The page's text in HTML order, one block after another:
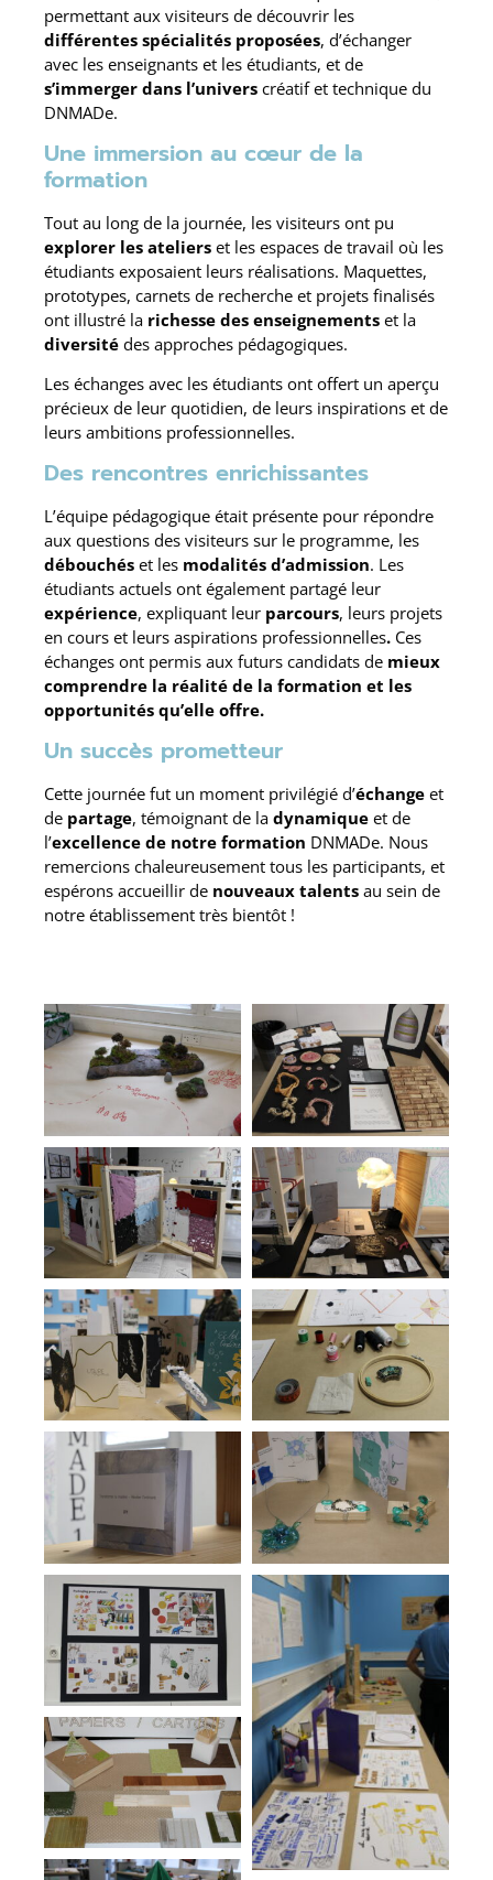
permettant aux visiteurs de découvrir les
différentes spécialités proposées, d’échanger
avec les enseignants et les étudiants, et de
s’immerger dans l’univers créatif et technique du
DNMADe.
Une immersion au cœur de la
formation
Tout au long de la journée, les visiteurs ont pu
explorer les ateliers et les espaces de travail où les
étudiants exposaient leurs réalisations. Maquettes,
prototypes, carnets de recherche et projets finalisés
ont illustré la richesse des enseignements et la
diversité des approches pédagogiques.
Les échanges avec les étudiants ont offert un aperçu
précieux de leur quotidien, de leurs inspirations et de
leurs ambitions professionnelles.
Des rencontres enrichissantes
L’équipe pédagogique était présente pour répondre
aux questions des visiteurs sur le programme, les
débouchés et les modalités d’admission. Les
étudiants actuels ont également partagé leur
expérience, expliquant leur parcours, leurs projets
en cours et leurs aspirations professionnelles. Ces
échanges ont permis aux futurs candidats de mieux
comprendre la réalité de la formation et les
opportunités qu’elle offre.
Un succès prometteur
Cette journée fut un moment privilégié d’échange et
de partage, témoignant de la dynamique et de
l’excellence de notre formation DNMADe. Nous
remercions chaleureusement tous les participants, et
espérons accueillir de nouveaux talents au sein de
notre établissement très bientôt !